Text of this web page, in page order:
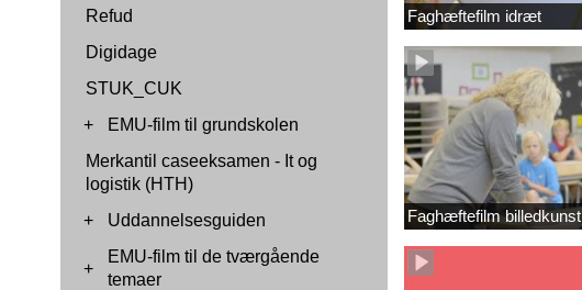
Refud
Digidage
STUK_CUK
+
EMU-film til grundskolen
Merkantil caseeksamen - It og
logistik (HTH)
+
Uddannelsesguiden
+
EMU-film til de tværgående
temaer
Faghæftefilm idræt
Faghæftefilm billedkunst